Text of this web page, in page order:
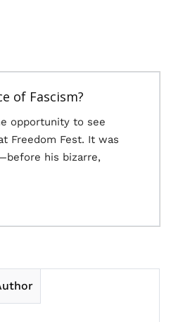
of Fascism?
opportunity to see
Freedom Fest. It was
his bizarre,